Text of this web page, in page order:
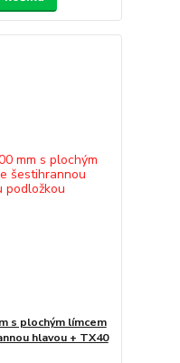
s plochým límcem
hlavou + TX40